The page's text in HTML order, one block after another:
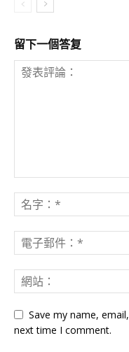
留下一個答复
Save my name,
next time I comment.